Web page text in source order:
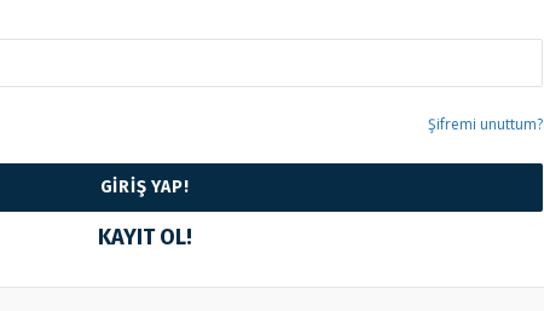
Şifremi unuttum?
KAYIT OL!